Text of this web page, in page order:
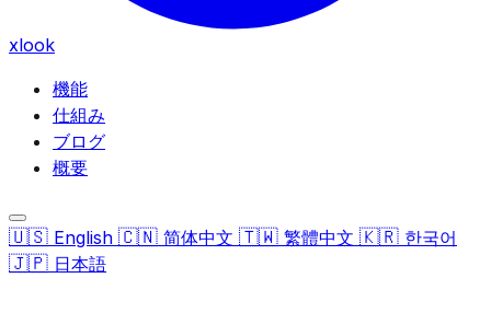
xlook
機能
仕組み
ブログ
概要
🇺🇸 English 🇨🇳 简体中文 🇹🇼 繁體中文 🇰🇷 한국어
🇯🇵 日本語